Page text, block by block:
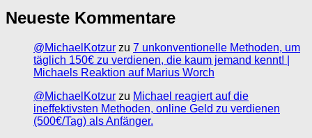
Neueste Kommentare
@MichaelKotzur zu 7 unkonventionelle Methoden, um
täglich 150€ zu verdienen, die kaum jemand kennt! |
Michaels Reaktion auf Marius Worch
@MichaelKotzur zu Michael reagiert auf die
ineffektivsten Methoden, online Geld zu verdienen
(500€/Tag) als Anfänger.